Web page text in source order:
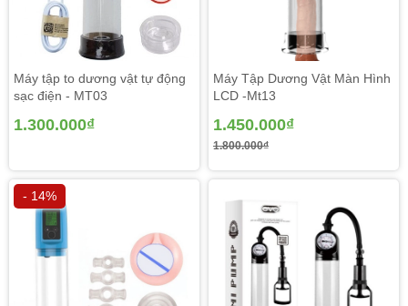
sức trưởng thành và cứng cáp & cứng cáp , lán
mịn ko gây đâu hoặc tình trạng trầy xước trong dương
vật. không chỉ thế trong ống hút còn được kẻ trục
đường vạch kích thước nam giới có thể dể dàng theo
dõi kích thước dương vật
Máy tập to dương vật tự động
sạc điện - MT03
1.300.000₫
Máy Tập Dương Vật Màn Hình
LCD -Mt13
1.450.000₫
1.800.000₫
- 14%